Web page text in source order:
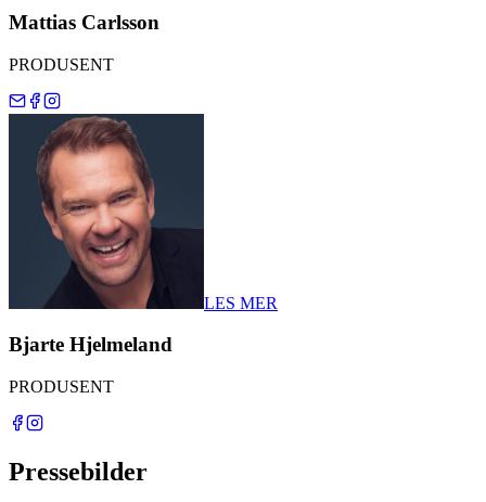
Mattias Carlsson
PRODUSENT
LES MER
Bjarte Hjelmeland
PRODUSENT
Pressebilder